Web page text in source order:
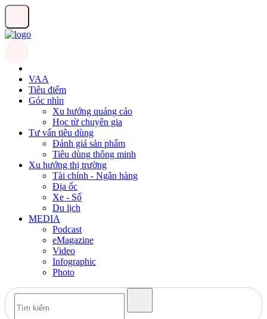
VAA
Tiêu điểm
Góc nhìn
Xu hướng quảng cáo
Học từ chuyên gia
Tư vấn tiêu dùng
Đánh giá sản phẩm
Tiêu dùng thông minh
Xu hướng thị trường
Tài chính - Ngân hàng
Địa ốc
Xe - Số
Du lịch
MEDIA
Podcast
eMagazine
Video
Infographic
Photo